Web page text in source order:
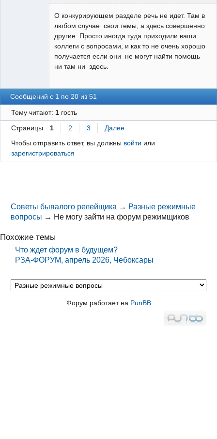
О конкурирующем разделе речь не идет. Там в
любом случае свои темы, а здесь совершенно
другие. Просто иногда туда приходили ваши
коллеги с вопросами, и как то не очень хорошо
получается если они не могут найти помощь
ни там ни здесь.
Сообщений с 1 по 20 из 51
Тему читают: 1гость
Страницы 1 2 3
Далее
Чтобы отправить ответ, вы должны войти или
зарегистрироваться
Советы бывалого релейщика → Разные режимные
вопросы → Не могу зайти на форум режимщиков
Похожие темы
Что ждет форум в будущем?
РЗА-ФОРУМ, апрель 2026, Чебоксары
Форум работает на PunBB